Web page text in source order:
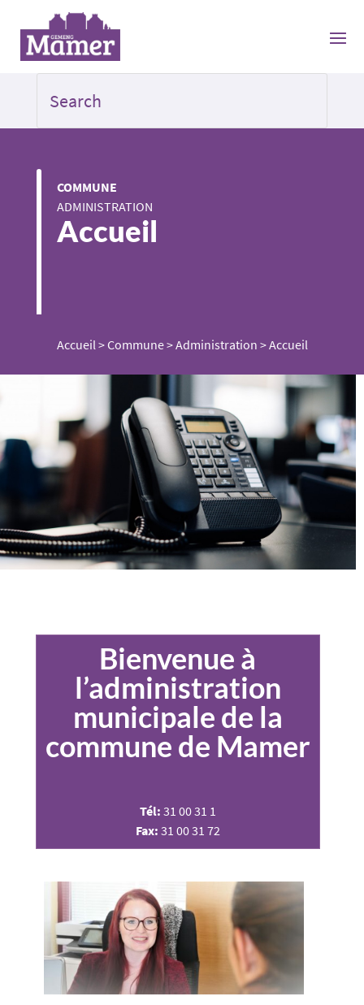
COMMUNE
ADMINISTRATION
Accueil
Accueil>Commune>Administration >Accueil
Bienvenue à
l’administration
municipale de la
commune de Mamer
Tél: 31 00 31 1
Fax: 31 00 31 72